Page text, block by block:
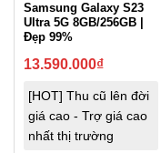
Samsung Galaxy S23
Ultra 5G 8GB/256GB |
Đẹp 99%
13.590.000₫
[HOT] Thu cũ lên đời
giá cao - Trợ giá cao
nhất thị trường